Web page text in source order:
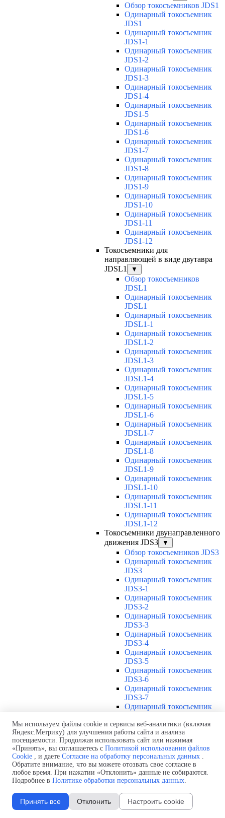
Обзор токосъемников JDS1
Одинарный токосъемник
JDS1
Одинарный токосъемник
JDS1-1
Одинарный токосъемник
JDS1-2
Одинарный токосъемник
JDS1-3
Одинарный токосъемник
JDS1-4
Одинарный токосъемник
JDS1-5
Одинарный токосъемник
JDS1-6
Одинарный токосъемник
JDS1-7
Одинарный токосъемник
JDS1-8
Одинарный токосъемник
JDS1-9
Одинарный токосъемник
JDS1-10
Одинарный токосъемник
JDS1-11
Одинарный токосъемник
JDS1-12
Токосъемники для
направляющей в виде двутавра
JDSL1
▼
Обзор токосъемников
JDSL1
Одинарный токосъемник
JDSL1
Одинарный токосъемник
JDSL1-1
Одинарный токосъемник
JDSL1-2
Одинарный токосъемник
JDSL1-3
Одинарный токосъемник
JDSL1-4
Одинарный токосъемник
JDSL1-5
Одинарный токосъемник
JDSL1-6
Одинарный токосъемник
JDSL1-7
Одинарный токосъемник
JDSL1-8
Одинарный токосъемник
JDSL1-9
Одинарный токосъемник
JDSL1-10
Одинарный токосъемник
JDSL1-11
Одинарный токосъемник
JDSL1-12
Токосъемники двунаправленного
движения JDS3
▼
Обзор токосъемников JDS3
Одинарный токосъемник
JDS3
Одинарный токосъемник
JDS3-1
Одинарный токосъемник
JDS3-2
Одинарный токосъемник
JDS3-3
Одинарный токосъемник
JDS3-4
Одинарный токосъемник
JDS3-5
Одинарный токосъемник
JDS3-6
Одинарный токосъемник
JDS3-7
Одинарный токосъемник
Одинарный токосъемник
JDS3-9
Одинарный токосъемник
JDS3-10
Одинарный токосъемник
JDS3-11
Одинарный токосъемник
Соединения U12
Защитная оболочка для
Мы используем файлы cookie и сервисы веб-аналитики (включая
Яндекс.Метрику) для улучшения работы сайта и анализа
посещаемости. Продолжая использовать сайт или нажимая
«Принять», вы соглашаетесь с Политикой использования файлов
Cookie , и даете Согласие на обработку персональных данных .
Обратите внимание, что вы можете отозвать свое согласие в
любое время. При нажатии «Отклонить» данные не собираются.
Подробнее в Политике обработки персональных данных.
Принять все Отклонить Настроить cookie